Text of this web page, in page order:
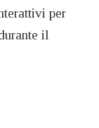
per
il